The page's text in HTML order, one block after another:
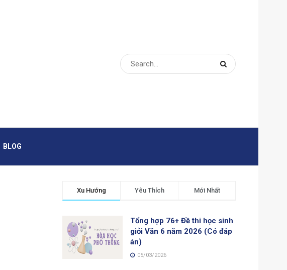
BLOG
Xu Hướng Yêu Thích Mới Nhất
Tổng hợp 76+ Đề thi học sinh
giỏi Văn 6 năm 2026 (Có đáp
án)
05/03/2026